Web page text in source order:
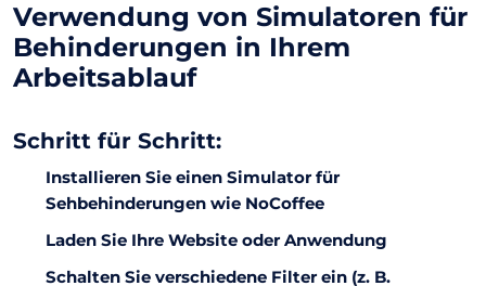
Verwendung von Simulatoren für
Behinderungen in Ihrem
Arbeitsablauf
Schritt für Schritt:
Installieren Sie einen Simulator für
Sehbehinderungen wie NoCoffee
Laden Sie Ihre Website oder Anwendung
Schalten Sie verschiedene Filter ein (z. B.